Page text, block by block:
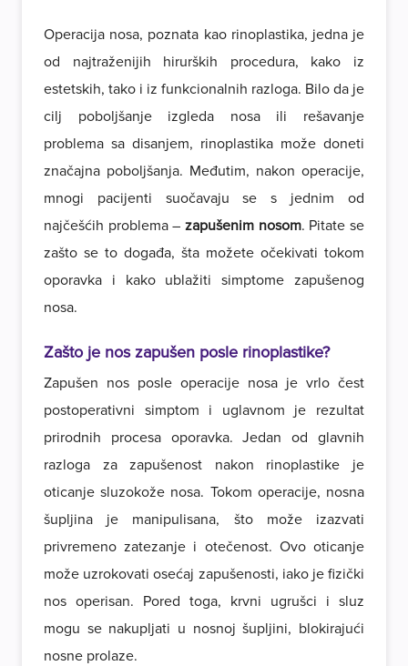
Operacija nosa, poznata kao rinoplastika, jedna je
od najtraženijih hirurških procedura, kako iz
estetskih, tako i iz funkcionalnih razloga. Bilo da je
cilj poboljšanje izgleda nosa ili rešavanje
problema sa disanjem, rinoplastika može doneti
značajna poboljšanja. Međutim, nakon operacije,
mnogi pacijenti suočavaju se s jednim od
najčešćih problema – zapušenim nosom. Pitate se
zašto se to događa, šta možete očekivati tokom
oporavka i kako ublažiti simptome zapušenog
nosa.
Zašto je nos zapušen posle rinoplastike?
Zapušen nos posle operacije nosa je vrlo čest
postoperativni simptom i uglavnom je rezultat
prirodnih procesa oporavka. Jedan od glavnih
razloga za zapušenost nakon rinoplastike je
oticanje sluzokože nosa. Tokom operacije, nosna
šupljina je manipulisana, što može izazvati
privremeno zatezanje i otečenost. Ovo oticanje
može uzrokovati osećaj zapušenosti, iako je fizički
nos operisan. Pored toga, krvni ugrušci i sluz
mogu se nakupljati u nosnoj šupljini, blokirajući
nosne prolaze.